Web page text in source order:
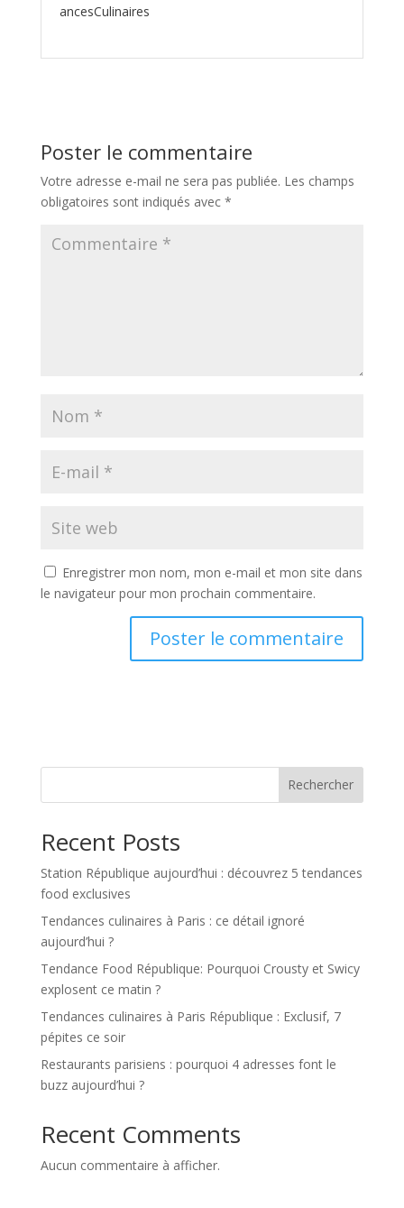
ancesCulinaires
Poster le commentaire
Votre adresse e-mail ne sera pas publiée. Les champs
obligatoires sont indiqués avec *
Enregistrer mon nom, mon e-mail et mon site dans
le navigateur pour mon prochain commentaire.
Rechercher
Recent Posts
Station République aujourd’hui : découvrez 5 tendances
food exclusives
Tendances culinaires à Paris : ce détail ignoré
aujourd’hui ?
Tendance Food République: Pourquoi Crousty et Swicy
explosent ce matin ?
Tendances culinaires à Paris République : Exclusif, 7
pépites ce soir
Restaurants parisiens : pourquoi 4 adresses font le
buzz aujourd’hui ?
Recent Comments
Aucun commentaire à afficher.